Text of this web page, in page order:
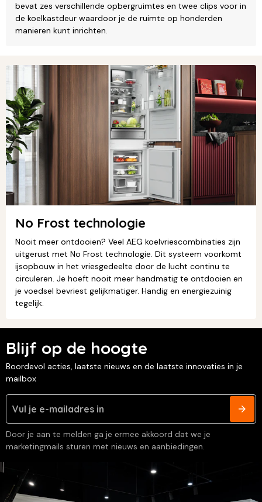
bevat zes verschillende opbergruimtes en twee clips voor in
de koelkastdeur waardoor je de ruimte op honderden
manieren kunt inrichten.
No Frost technologie
Nooit meer ontdooien? Veel AEG koelvriescombinaties zijn
uitgerust met No Frost technologie. Dit systeem voorkomt
ijsopbouw in het vriesgedeelte door de lucht continu te
circuleren. Je hoeft nooit meer handmatig te ontdooien en
je voedsel bevriest gelijkmatiger. Handig en energiezuinig
tegelijk.
Blijf op de hoogte
Boordevol acties, laatste nieuws en de laatste innovaties in je
mailbox
Door je aan te melden ga je ermee akkoord dat we je
marketingmails sturen met nieuws en aanbiedingen.